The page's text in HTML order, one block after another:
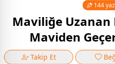
144
Maviliğe Uzanan
Maviden
Takip Et